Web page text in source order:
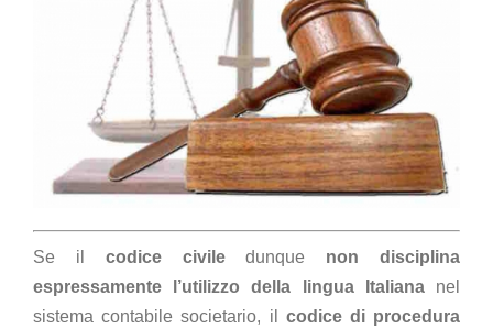
Se il codice civiledunque non disciplina
espressamente l’utilizzo della lingua Italiananel
sistema contabile societario, il codice di procedura